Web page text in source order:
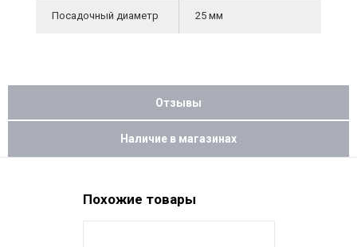
Посадочный диаметр 25 мм
Отзывы
Наличие в магазинах
Похожие товары